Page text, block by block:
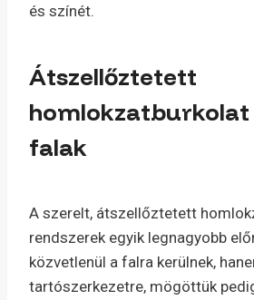
és színét.
Átszellőztetett
homlokzatburkolat
falak
A szerelt, átszellőztetett
rendszerek egyik legnagyobb
közvetlenül a falra kerülnek,
tartószerkezetre, mögöttük